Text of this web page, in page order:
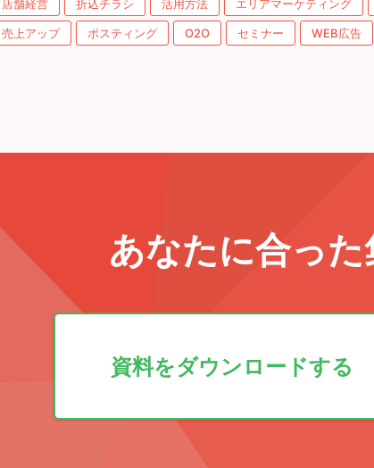
店舗経営 折込チラシ 活用方法 エリアマーケティング
売上アップ ポスティング O2O セミナー WEB広告
あなたに合っ
資料をダウンロードする